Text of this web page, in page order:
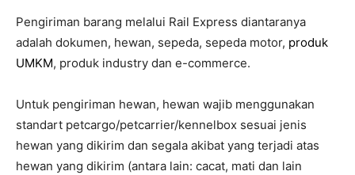
Pengiriman barang melalui Rail Express diantaranya
adalah dokumen, hewan, sepeda, sepeda motor, produk
UMKM, produk industry dan e-commerce.
Untuk pengiriman hewan, hewan wajib menggunakan
standart petcargo/petcarrier/kennelbox sesuai jenis
hewan yang dikirim dan segala akibat yang terjadi atas
hewan yang dikirim (antara lain: cacat, mati dan lain